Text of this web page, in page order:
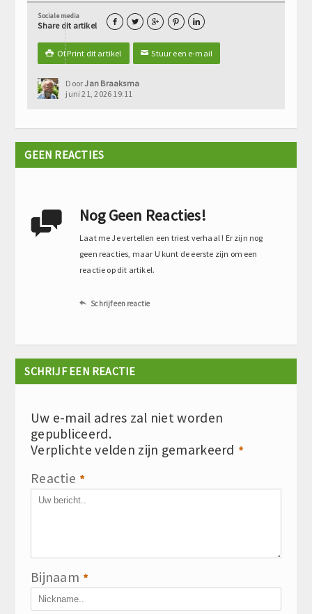
Sociale media
Share dit artikel     
 Of Print dit artikel ✉Stuur een e-mail
DoorJan Braaksma
juni 21, 2026 19:11
GEEN REACTIES
 Nog Geen Reacties!
Laat me Je vertellen een triest verhaal ! Er zijn nog
geen reacties, maar U kunt de eerste zijn om een
reactie op dit artikel.
 Schrijf een reactie
SCHRIJF EEN REACTIE
Uw e-mail adres zal niet worden
gepubliceerd.
Verplichte velden zijn gemarkeerd *
Reactie *
Bijnaam *